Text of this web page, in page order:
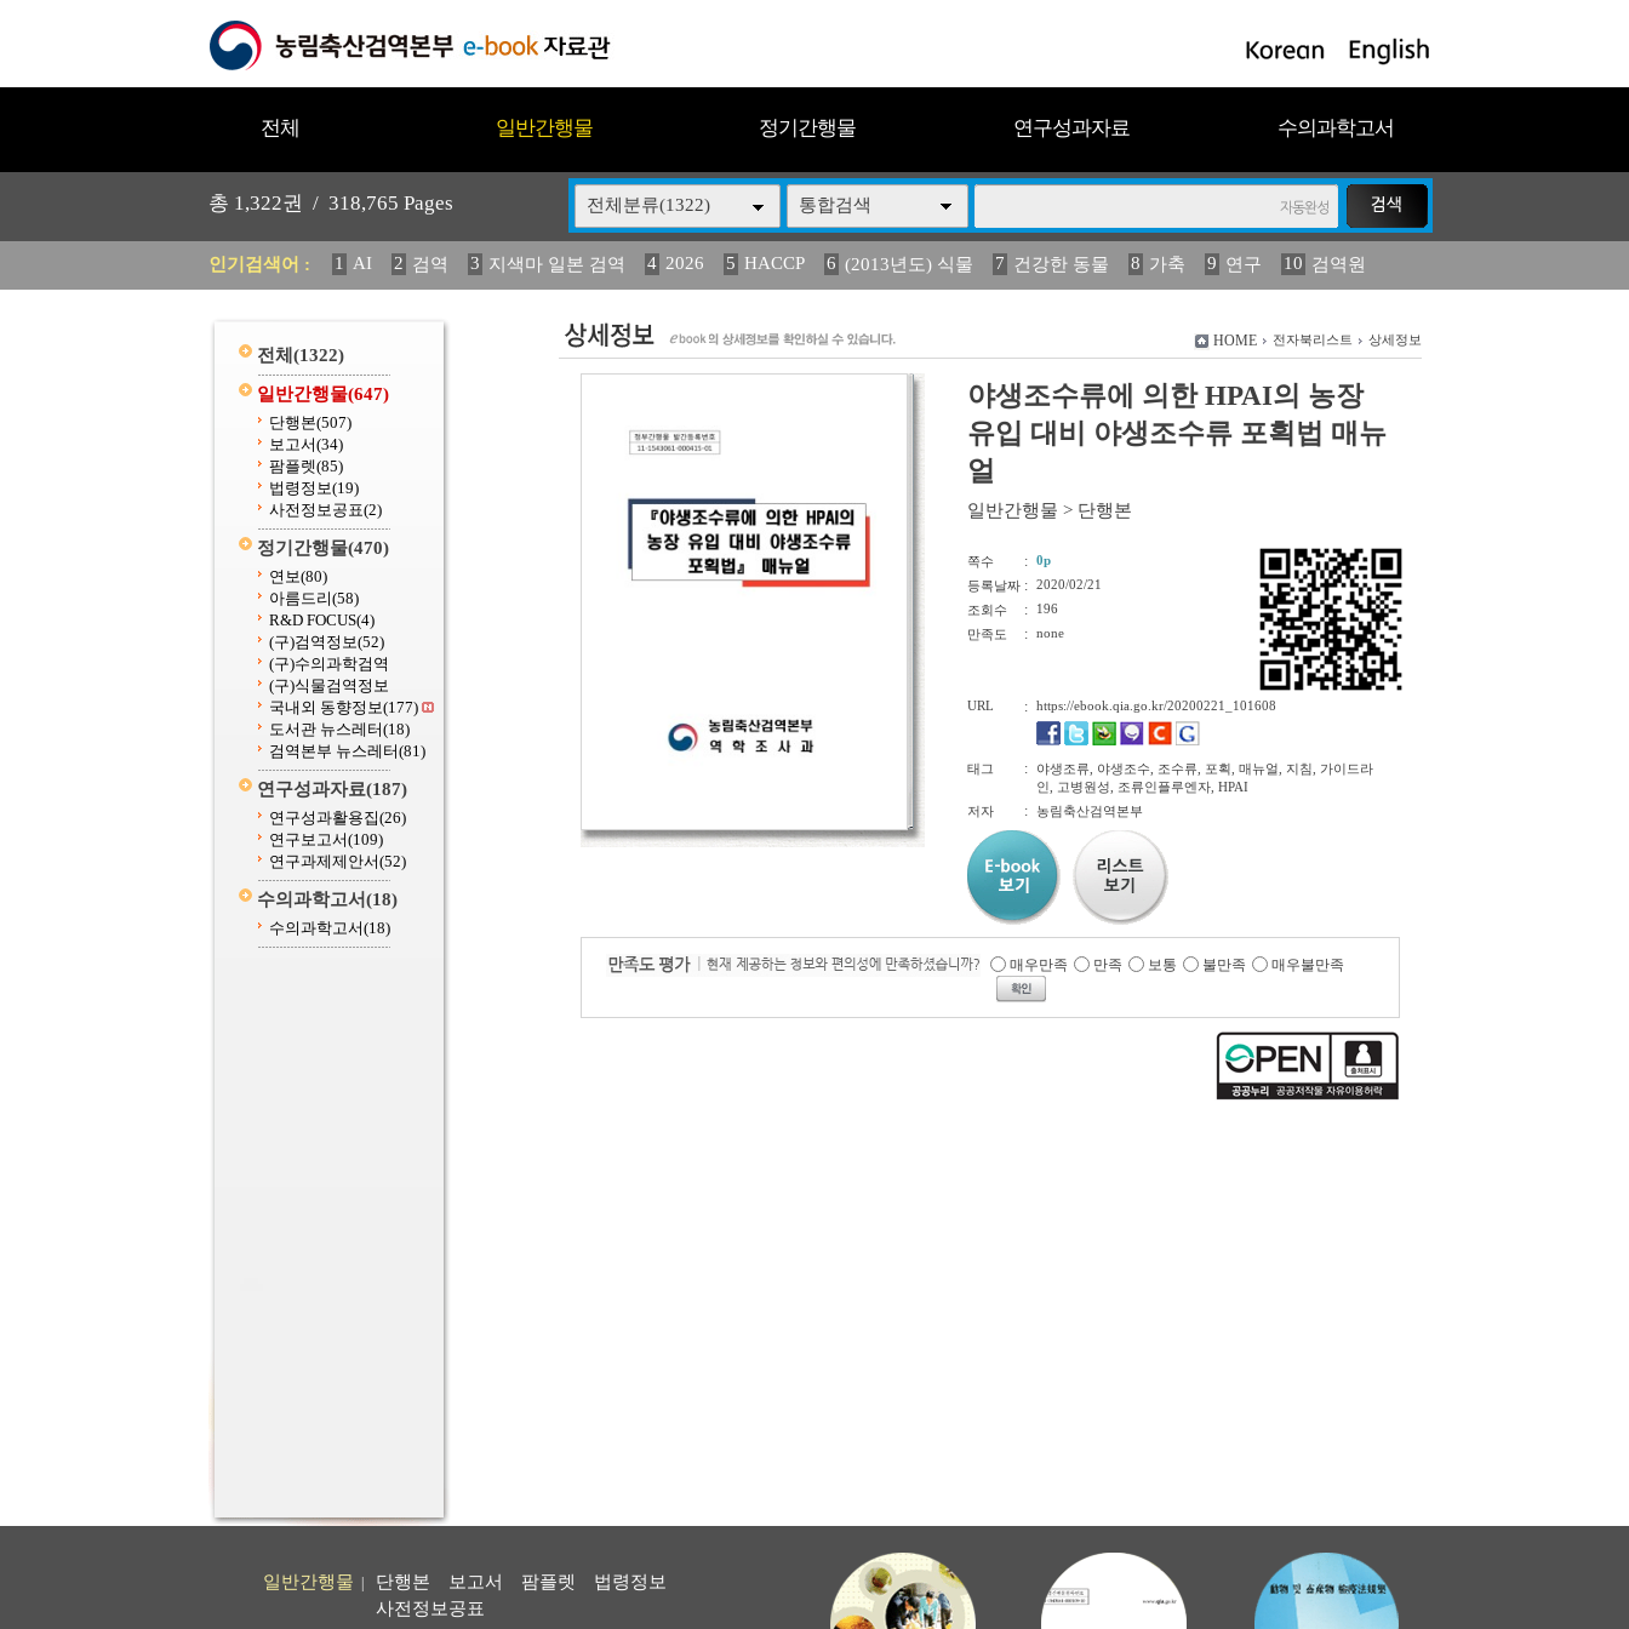
전체 일반간행물 정기간행물 연구성과자료 수의과학고서
총 1,322권 / 318,765 Pages 전체분류(1322) 통합검색
인기검색어 : 1 AI 2 검역 3 지색마 일본 검역 4 2026 5 HACCP 6 (2013년도) 식물 7 건강한 동물 8 가축 9 연구 10 검역원
11 2025 12 중독성 식물 도감 13 (2013년도) 식 14 媛 異 15 구제역 16 관리 17 연보 18 농림수산 19 2023
전체 (1322)
일반간행물(647)
단행본(507)
보고서(34)
팜플렛(85)
법령정보(19)
사전정보공표(2)
정기간행물(470)
연보(80)
아름드리(58)
R&D FOCUS(4)
(구)검역정보(52)
(구)수의과학검역
(구)식물검역정보
국내외 동향정보(177)
도서관 뉴스레터(18)
검역본부 뉴스레터(81)
연구성과자료(187)
연구성과활용집(26)
연구보고서(109)
연구과제제안서(52)
수의과학고서(18)
수의과학고서(18)
HOME 전자북리스트 상세정보
야생조수류에 의한 HPAI의 농장
유입 대비 야생조수류 포획법 매뉴
얼
일반간행물 > 단행본
쪽수 :
0p
등록날짜 :
2020/02/21
조회수
:
196
만족도
: none
URL : https://ebook.qia.go.kr/20200221_101608
태그 :
야생조류, 야생조수, 조수류, 포획, 매뉴얼, 지침, 가이드라
인, 고병원성, 조류인플루엔자, HPAI
저자
: 농림축산검역본부
매우만족 만족 보통 불만족 매우불만족
일반간행물 단행본 보고서 팜플렛
법령정보
사전정보공표